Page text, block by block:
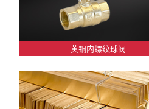
黄铜内螺纹球阀